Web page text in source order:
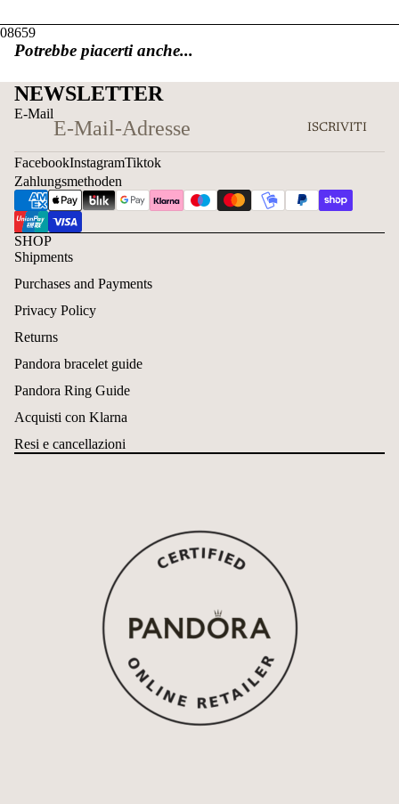
08659
Potrebbe piacerti anche...
NEWSLETTER
E-Mail
ISCRIVITI
FacebookInstagramTiktok
Zahlungsmethoden
SHOP
Shipments
Purchases and Payments
Privacy Policy
Returns
Pandora bracelet guide
Pandora Ring Guide
Acquisti con Klarna
Resi e cancellazioni